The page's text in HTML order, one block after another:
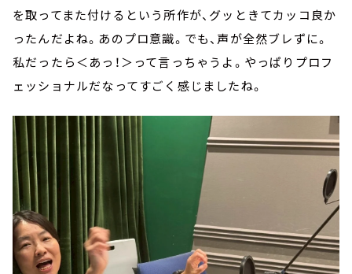
を取ってまた付けるという所作が、グッときてカッコ良か
ったんだよね。あのプロ意識。でも、声が全然ブレずに。
私だったら＜あっ！＞って言っちゃうよ。やっぱりプロフ
ェッショナルだなってすごく感じましたね。